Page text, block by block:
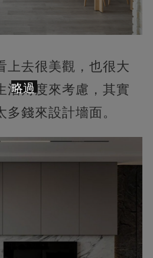
上去很美觀，也很大
活角度來考慮，其實
錢來設計墻面。
略過